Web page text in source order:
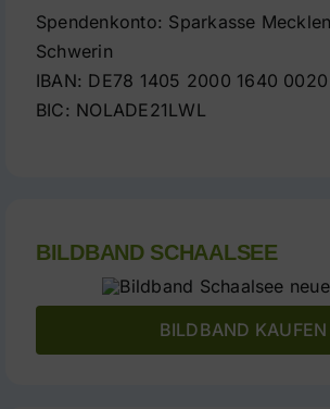
Spendenkonto: Sparkasse
Schwerin
IBAN: DE78 1405 2000 1640 0020
BIC: NOLADE21LWL
BILDBAND SCHAALSEE
BILDBAND KAUFEN